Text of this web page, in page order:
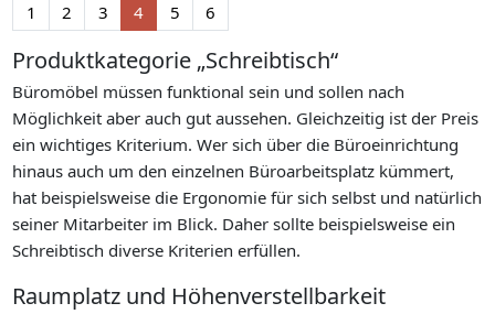
1 2 3 4 5 6
Produktkategorie „Schreibtisch“
Büromöbel müssen funktional sein und sollen nach
Möglichkeit aber auch gut aussehen. Gleichzeitig ist der Preis
ein wichtiges Kriterium. Wer sich über die Büroeinrichtung
hinaus auch um den einzelnen Büroarbeitsplatz kümmert,
hat beispielsweise die Ergonomie für sich selbst und natürlich
seiner Mitarbeiter im Blick. Daher sollte beispielsweise ein
Schreibtisch diverse Kriterien erfüllen.
Raumplatz und Höhenverstellbarkeit